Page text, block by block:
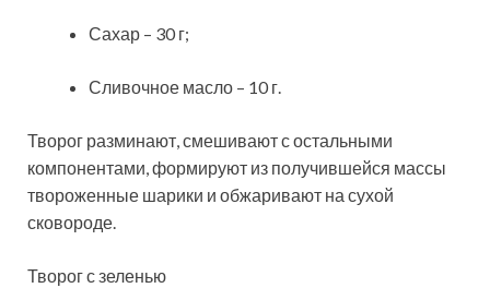
Сахар – 30 г;
Сливочное масло – 10 г.
Творог разминают, смешивают с остальными
компонентами, формируют из получившейся массы
твороженные шарики и обжаривают на сухой
сковороде.
Творог с зеленью